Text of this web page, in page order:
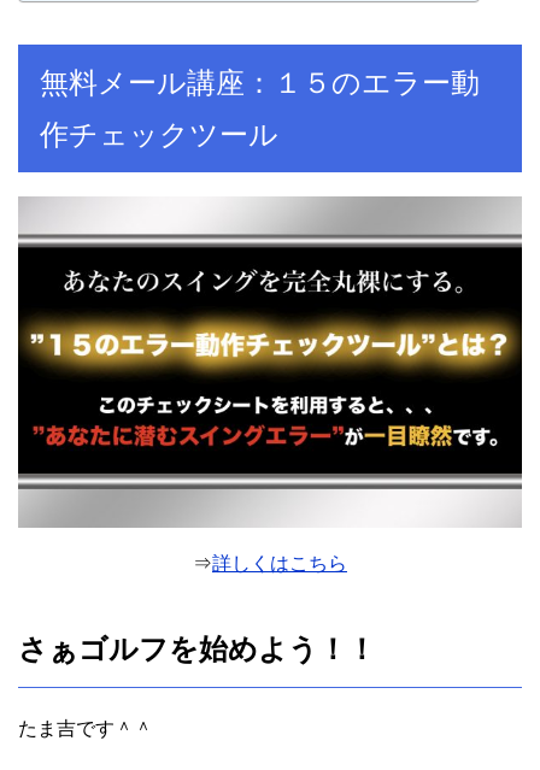
無料メール講座：１５のエラー動
作チェックツール
⇒詳しくはこちら
さぁゴルフを始めよう！！
たま吉です＾＾